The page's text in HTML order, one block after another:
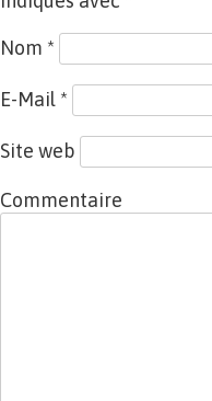
Nom *
E-Mail *
Site web
Commentaire